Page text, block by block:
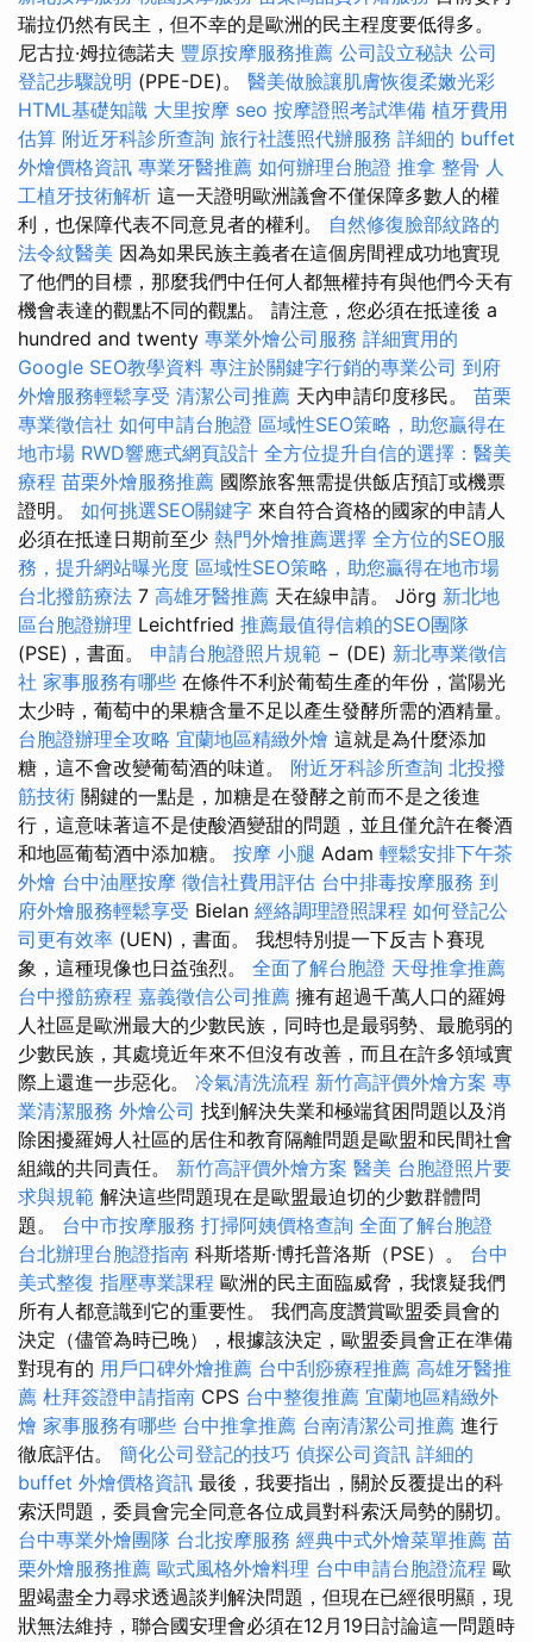
瑞拉仍然有民主，但不幸的是歐洲的民主程度要低得多。
尼古拉·姆拉德諾夫 豐原按摩服務推薦 公司設立秘訣 公司
登記步驟說明 (PPE-DE)。 醫美做臉讓肌膚恢復柔嫩光彩
HTML基礎知識 大里按摩 seo 按摩證照考試準備 植牙費用
估算 附近牙科診所查詢 旅行社護照代辦服務 詳細的 buffet
外燴價格資訊 專業牙醫推薦 如何辦理台胞證 推拿 整骨 人
工植牙技術解析 這一天證明歐洲議會不僅保障多數人的權
利，也保障代表不同意見者的權利。 自然修復臉部紋路的
法令紋醫美 因為如果民族主義者在這個房間裡成功地實現
了他們的目標，那麼我們中任何人都無權持有與他們今天有
機會表達的觀點不同的觀點。 請注意，您必須在抵達後 a
hundred and twenty 專業外燴公司服務 詳細實用的
Google SEO教學資料 專注於關鍵字行銷的專業公司 到府
外燴服務輕鬆享受 清潔公司推薦 天內申請印度移民。 苗栗
專業徵信社 如何申請台胞證 區域性SEO策略，助您贏得在
地市場 RWD響應式網頁設計 全方位提升自信的選擇：醫美
療程 苗栗外燴服務推薦 國際旅客無需提供飯店預訂或機票
證明。 如何挑選SEO關鍵字 來自符合資格的國家的申請人
必須在抵達日期前至少 熱門外燴推薦選擇 全方位的SEO服
務，提升網站曝光度 區域性SEO策略，助您贏得在地市場
台北撥筋療法 7 高雄牙醫推薦 天在線申請。 Jörg 新北地
區台胞證辦理 Leichtfried 推薦最值得信賴的SEO團隊
(PSE)，書面。 申請台胞證照片規範 − (DE) 新北專業徵信
社 家事服務有哪些 在條件不利於葡萄生產的年份，當陽光
太少時，葡萄中的果糖含量不足以產生發酵所需的酒精量。
台胞證辦理全攻略 宜蘭地區精緻外燴 這就是為什麼添加
糖，這不會改變葡萄酒的味道。 附近牙科診所查詢 北投撥
筋技術 關鍵的一點是，加糖是在發酵之前而不是之後進
行，這意味著這不是使酸酒變甜的問題，並且僅允許在餐酒
和地區葡萄酒中添加糖。 按摩 小腿 Adam 輕鬆安排下午茶
外燴 台中油壓按摩 徵信社費用評估 台中排毒按摩服務 到
府外燴服務輕鬆享受 Bielan 經絡調理證照課程 如何登記公
司更有效率 (UEN)，書面。 我想特別提一下反吉卜賽現
象，這種現像也日益強烈。 全面了解台胞證 天母推拿推薦
台中撥筋療程 嘉義徵信公司推薦 擁有超過千萬人口的羅姆
人社區是歐洲最大的少數民族，同時也是最弱勢、最脆弱的
少數民族，其處境近年來不但沒有改善，而且在許多領域實
際上還進一步惡化。 冷氣清洗流程 新竹高評價外燴方案 專
業清潔服務 外燴公司 找到解決失業和極端貧困問題以及消
除困擾羅姆人社區的居住和教育隔離問題是歐盟和民間社會
組織的共同責任。 新竹高評價外燴方案 醫美 台胞證照片要
求與規範 解決這些問題現在是歐盟最迫切的少數群體問
題。 台中市按摩服務 打掃阿姨價格查詢 全面了解台胞證
台北辦理台胞證指南 科斯塔斯·博托普洛斯（PSE）。 台中
美式整復 指壓專業課程 歐洲的民主面臨威脅，我懷疑我們
所有人都意識到它的重要性。 我們高度讚賞歐盟委員會的
決定（儘管為時已晚），根據該決定，歐盟委員會正在準備
對現有的 用戶口碑外燴推薦 台中刮痧療程推薦 高雄牙醫推
薦 杜拜簽證申請指南 CPS 台中整復推薦 宜蘭地區精緻外
燴 家事服務有哪些 台中推拿推薦 台南清潔公司推薦 進行
徹底評估。 簡化公司登記的技巧 偵探公司資訊 詳細的
buffet 外燴價格資訊 最後，我要指出，關於反覆提出的科
索沃問題，委員會完全同意各位成員對科索沃局勢的關切。
台中專業外燴團隊 台北按摩服務 經典中式外燴菜單推薦 苗
栗外燴服務推薦 歐式風格外燴料理 台中申請台胞證流程 歐
盟竭盡全力尋求透過談判解決問題，但現在已經很明顯，現
狀無法維持，聯合國安理會必須在12月19日討論這一問題時